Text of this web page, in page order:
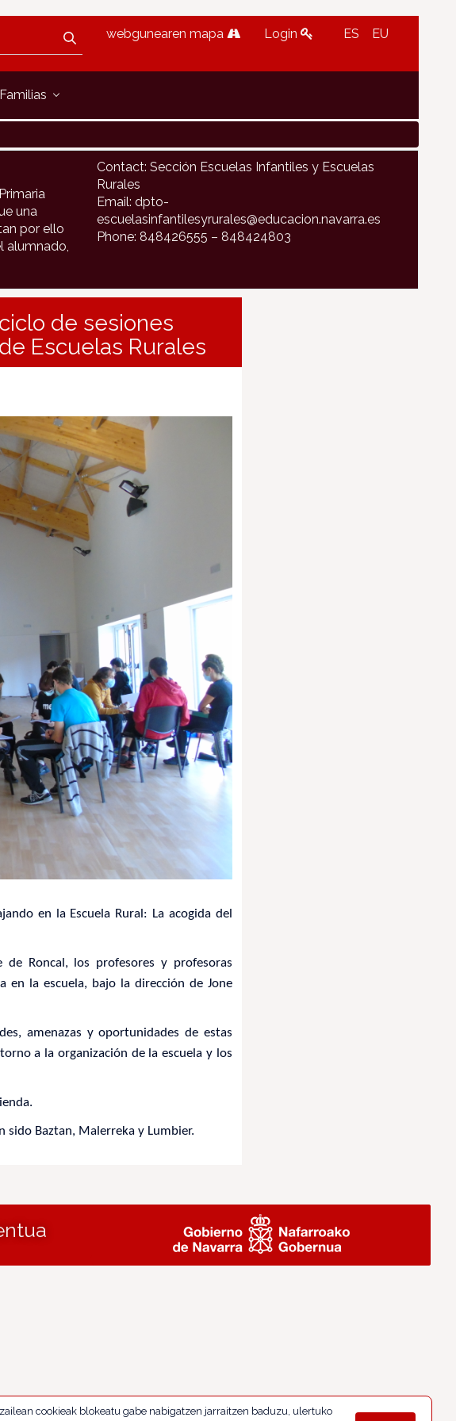
webgunearen mapa Login ES EU
Familias
una
por ello
alumnado,
Contact: Sección Escuelas Infantiles y Escuelas
Rurales
Email: dpto-
escuelasinfantilesyrurales@educacion.navarra.es
Phone: 848426555 – 848424803
de sesiones
Escuelas Rurales
en la Escuela Rural: La acogida del
Roncal, los profesores y profesoras
en la escuela, bajo la dirección de Jone
amenazas y oportunidades de estas
a la organización de la escuela y los
sido Baztan, Malerreka y Lumbier.
cookieak blokeatu gabe nabigatzen jarraitzen baduzu, ulertuko